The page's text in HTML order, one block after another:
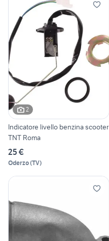
2
Indicatore livello benzina scooter
TNT Roma
25 €
Oderzo(TV)